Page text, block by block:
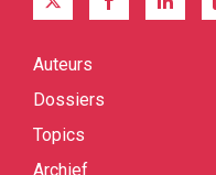
Quick
Auteurs
Dossiers
Topics
Archief